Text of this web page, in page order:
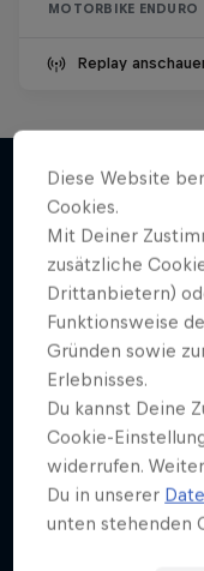
MOTORBIKE ENDURO
Replay
Weiter
Diese Website
Cookies.
Mit Deiner
zusätzliche
Drittanbietern)
Funktionsweise
Gründen sowie
Erlebnisses.
Du kannst Deine
Cookie-
widerrufen.
Du in unserer
unten stehenden